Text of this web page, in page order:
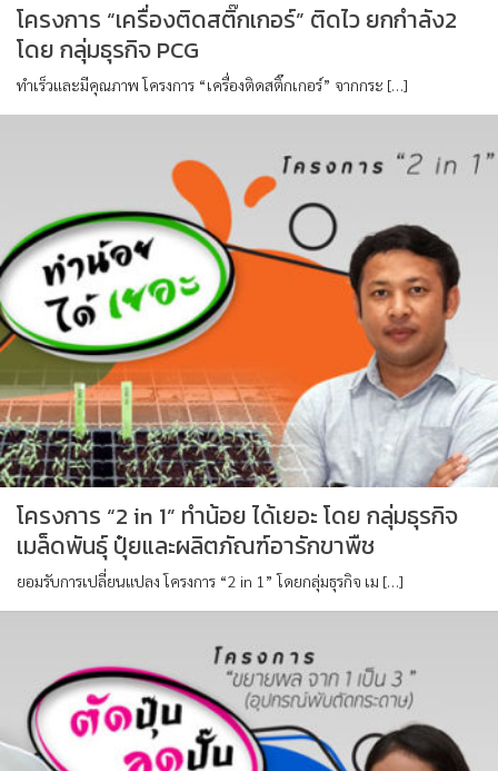
โครงการ “เครื่องติดสติ๊กเกอร์” ติดไว ยกกำลัง2
โดย กลุ่มธุรกิจ PCG
ทำเร็วและมีคุณภาพ โครงการ “เครื่องติดสติ๊กเกอร์” จากกระ […]
โครงการ “2 in 1” ทำน้อย ได้เยอะ โดย กลุ่มธุรกิจ
เมล็ดพันธุ์ ปุ๋ยและผลิตภัณฑ์อารักขาพืช
ยอมรับการเปลี่ยนแปลง โครงการ “2 in 1” โดยกลุ่มธุรกิจ เม […]